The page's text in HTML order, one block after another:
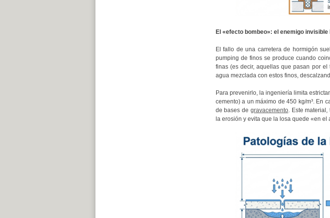
El «efecto bombeo»: el enemigo invisible
El fallo de una carretera de hormigón
pumping de finos se produce cuando
finas (es decir, aquellas que pasan por
agua mezclada con estos finos,
Para prevenirlo, la ingeniería limita
cemento) a un máximo de 450 kg/m³. En
de bases de gravacemento. Este
la erosión y evita que la losa quede «en el